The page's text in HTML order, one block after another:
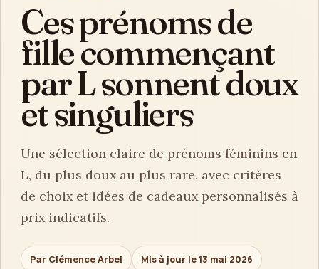
Ces prénoms de
fille commençant
par L sonnent doux
et singuliers
Une sélection claire de prénoms féminins en
L, du plus doux au plus rare, avec critères
de choix et idées de cadeaux personnalisés à
prix indicatifs.
Par Clémence Arbel Mis à jour le 13 mai 2026